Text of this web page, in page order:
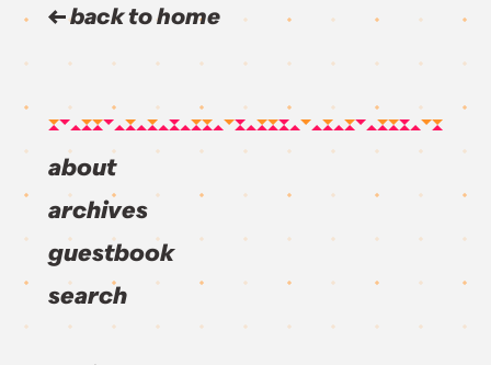
back to home
about
archives
guestbook
search